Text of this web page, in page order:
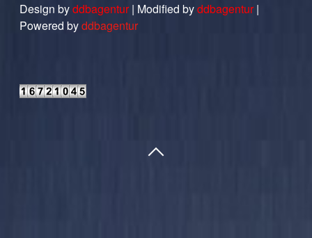
Design byddbagentur| Modified byddbagentur|
Powered byddbagentur